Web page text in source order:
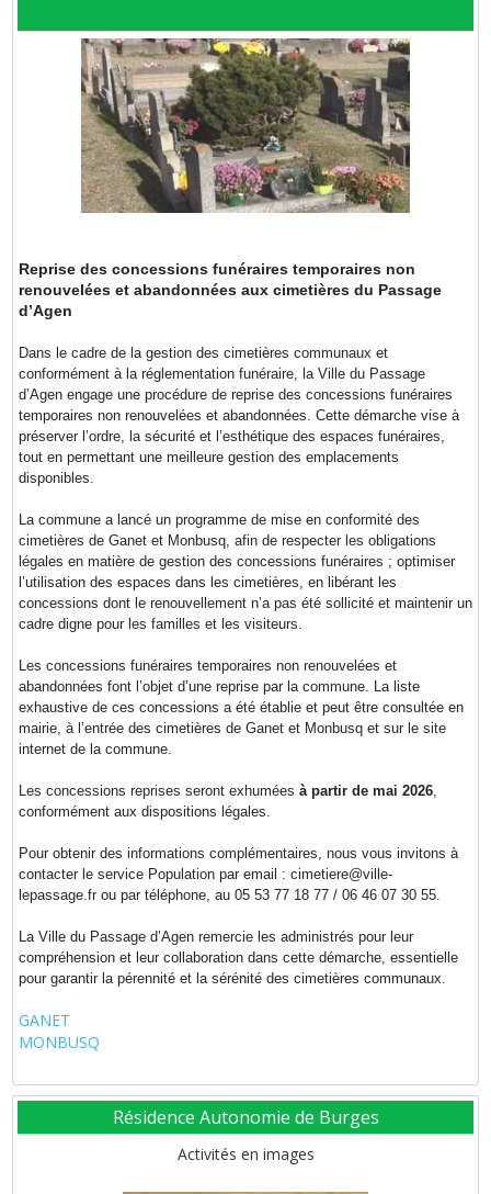
Reprise des concessions funéraires temporaires non
renouvelées et abandonnées aux cimetières du Passage
d’Agen
Dans le cadre de la gestion des cimetières communaux et
conformément à la réglementation funéraire, la Ville du Passage
d’Agen engage une procédure de reprise des concessions funéraires
temporaires non renouvelées et abandonnées. Cette démarche vise à
préserver l’ordre, la sécurité et l’esthétique des espaces funéraires,
tout en permettant une meilleure gestion des emplacements
disponibles.
La commune a lancé un programme de mise en conformité des
cimetières de Ganet et Monbusq, afin de respecter les obligations
légales en matière de gestion des concessions funéraires ; optimiser
l’utilisation des espaces dans les cimetières, en libérant les
concessions dont le renouvellement n’a pas été sollicité et maintenir un
cadre digne pour les familles et les visiteurs.
Les concessions funéraires temporaires non renouvelées et
abandonnées font l’objet d’une reprise par la commune. La liste
exhaustive de ces concessions a été établie et peut être consultée en
mairie, à l’entrée des cimetières de Ganet et Monbusq et sur le site
internet de la commune.
Les concessions reprises seront exhumées à partir de mai 2026
conformément aux dispositions légales.
Pour obtenir des informations complémentaires, nous vous invitons à
contacter le service Population par email : cimetiere@ville-
lepassage.fr ou par téléphone, au 05 53 77 18 77 / 06 46 07 30 55.
La Ville du Passage d’Agen remercie les administrés pour leur
compréhension et leur collaboration dans cette démarche, essentielle
pour garantir la pérennité et la sérénité des cimetières communaux.
GANET
MONBUSQ
Résidence Autonomie de Burges
Activités en images